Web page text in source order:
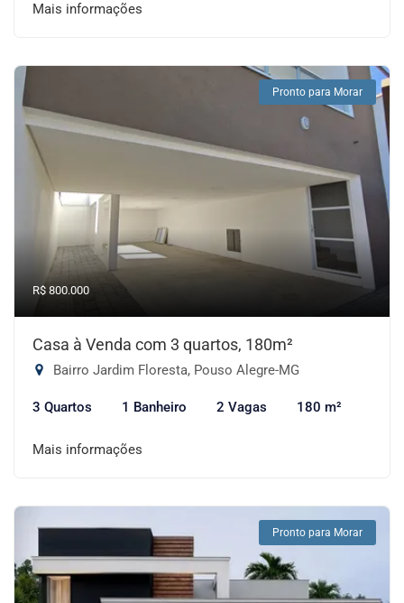
Mais informações
Pronto para Morar
R$ 800.000
Casa à Venda com 3 quartos, 180m²
Bairro Jardim Floresta, Pouso Alegre-MG
3 Quartos 1 Banheiro 2 Vagas 180 m²
Mais informações
Pronto para Morar